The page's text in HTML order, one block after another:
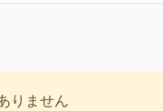
りません